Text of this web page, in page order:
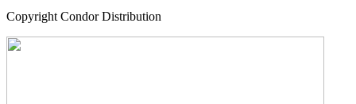
Copyright Condor Distribution